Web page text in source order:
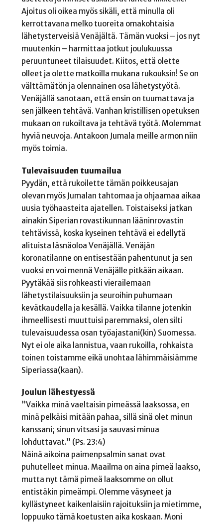
Ajoitus oli oikea myös sikäli, että minulla oli
kerrottavana melko tuoreita omakohtaisia
lähetysterveisiä Venäjältä. Tämän vuoksi – jos nyt
muutenkin – harmittaa jotkut joulukuussa
peruuntuneet tilaisuudet. Kiitos, että olette
olleet ja olette matkoilla mukana rukouksin! Se on
välttämätön ja olennainen osa lähetystyötä.
Venäjällä sanotaan, että ensin on tuumattava ja
sen jälkeen tehtävä. Vanhan kristillisen opetuksen
mukaan on rukoiltava ja tehtävä työtä. Molemmat
hyviä neuvoja. Antakoon Jumala meille armon niin
myös toimia.
Tulevaisuuden tuumailua
Pyydän, että rukoilette tämän poikkeusajan
olevan myös Jumalan tahtomaa ja ohjaamaa aikaa
uusia työhaasteita ajatellen. Toistaiseksi jatkan
ainakin Siperian rovastikunnan lääninrovastin
tehtävissä, koska kyseinen tehtävä ei edellytä
alituista läsnäoloa Venäjällä. Venäjän
koronatilanne on entisestään pahentunut ja sen
vuoksi en voi mennä Venäjälle pitkään aikaan.
Pyytäkää siis rohkeasti vierailemaan
lähetystilaisuuksiin ja seuroihin puhumaan
kevätkaudella ja kesällä. Vaikka tilanne jotenkin
ihmeellisesti muuttuisi paremmaksi, olen silti
tulevaisuudessa osan työajastani(kin) Suomessa.
Nyt ei ole aika lannistua, vaan rukoilla, rohkaista
toinen toistamme eikä unohtaa lähimmäisiämme
Siperiassa(kaan).
Joulun lähestyessä
”Vaikka minä vaeltaisin pimeässä laaksossa, en
minä pelkäisi mitään pahaa, sillä sinä olet minun
kanssani; sinun vitsasi ja sauvasi minua
lohduttavat.” (Ps. 23:4)
Näinä aikoina paimenpsalmin sanat ovat
puhutelleet minua. Maailma on aina pimeä laakso,
mutta nyt tämä pimeä laaksomme on ollut
entistäkin pimeämpi. Olemme väsyneet ja
kyllästyneet kaikenlaisiin rajoituksiin ja mietimme,
loppuuko tämä koetusten aika koskaan. Moni